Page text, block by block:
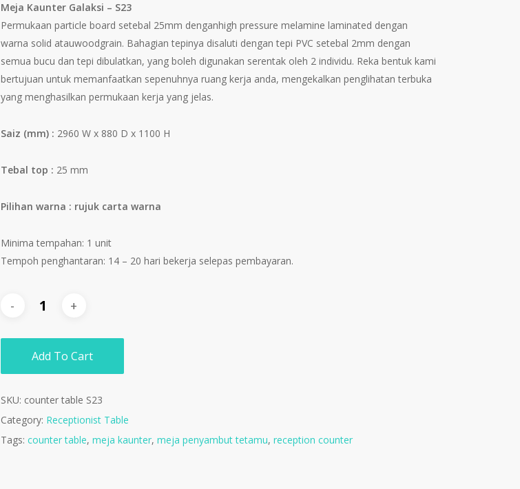
RM11,638.00.RM9,311.00.
Meja Kaunter Galaksi – S23
Permukaan particle board setebal 25mm denganhigh pressure melamine laminated dengan
warna solid atauwoodgrain. Bahagian tepinya disaluti dengan tepi PVC setebal 2mm dengan
semua bucu dan tepi dibulatkan, yang boleh digunakan serentak oleh 2 individu. Reka bentuk kami
bertujuan untuk memanfaatkan sepenuhnya ruang kerja anda, mengekalkan penglihatan terbuka
yang menghasilkan permukaan kerja yang jelas.
Saiz (mm) : 2960 W x 880 D x 1100 H
Tebal top : 25 mm
Pilihan warna : rujuk carta warna
Minima tempahan: 1 unit
Tempoh penghantaran: 14 – 20 hari bekerja selepas pembayaran.
Add To Cart
SKU: counter table S23
Category: Receptionist Table
Tags: counter table, meja kaunter, meja penyambut tetamu, reception counter